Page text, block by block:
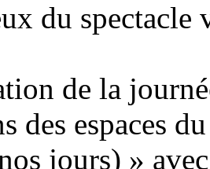
du
de la
des espaces
jours) »